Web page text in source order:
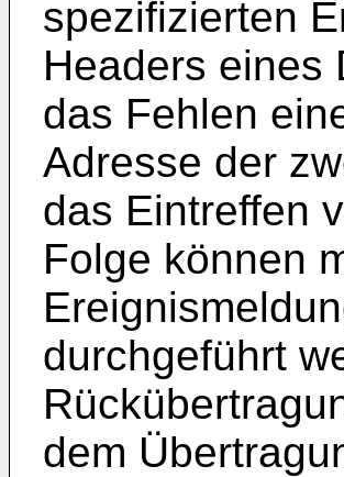
spezifizierten
Headers eines
das Fehlen
Adresse der
das Eintreffen
Folge können
durchgeführt
dem